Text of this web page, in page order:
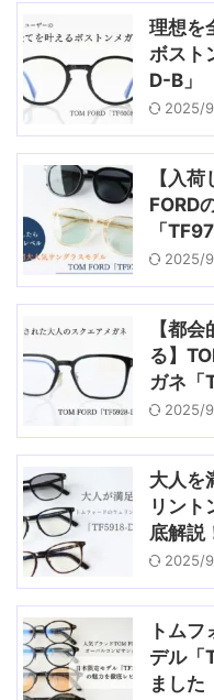
理想を
ボスト
D-B」
2025/
【入
FORD
「
2025/
【都
る】
ガネ「
2025/
大人を
リン
底解説
2025/
トム
デル「
ました